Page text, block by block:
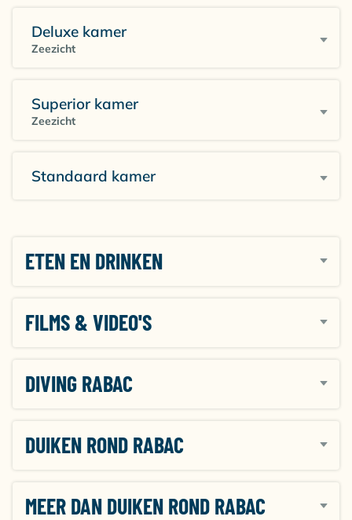
perfect passen bij jouw duikvakantie? Ontdek hier alle
duikresorts in
Deluxe kamer
Zeezicht
Superior kamer
Zeezicht
Standaard kamer
ETEN EN DRINKEN
FILMS & VIDEO'S
DIVING RABAC
DUIKEN ROND RABAC
MEER DAN DUIKEN ROND RABAC